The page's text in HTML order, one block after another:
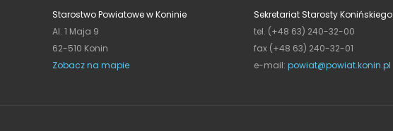
Starostwo Powiatowe w Koninie
Al. 1 Maja 9
62-510 Konin
Zobacz na mapie
Sekretariat Starosty Konińskiego
tel. (+48 63) 240-32-00
fax (+48 63) 240-32-01
e-mail: powiat@powiat.konin.pl